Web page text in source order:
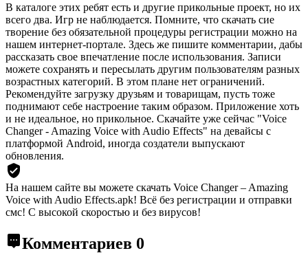
В каталоге этих ребят есть и другие прикольные проект, но их
всего два. Игр не наблюдается. Помните, что скачать сие
творение без обязательной процедуры регистрации можно на
нашем интернет-портале. Здесь же пишите комментарии, дабы
рассказать свое впечатление после использования. Записи
можете сохранять и пересылать другим пользователям разных
возрастных категорий. В этом плане нет ограничений.
Рекомендуйте загрузку друзьям и товарищам, пусть тоже
поднимают себе настроение таким образом. Приложение хоть
и не идеальное, но прикольное. Скачайте уже сейчас "Voice
Changer - Amazing Voice with Audio Effects" на девайсы с
платформой Android, иногда создатели выпускают
обновления.
На нашем сайте вы можете скачать Voice Changer – Amazing
Voice with Audio Effects.apk! Всё без регистрации и отправки
смс! С высокой скоростью и без вирусов!
Комментариев 0